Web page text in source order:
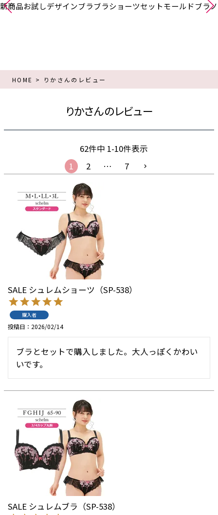
新商品お試しデザインブラブラショーツセットモールドブラ
HOME りかさんのレビュー
りかさんのレビュー
62件中 1-10件表示
1
2 … 7
SALE シュレムショーツ（SP-538）
購入者
投稿日 2026/02/14
ブラとセットで購入しました。大人っぽくかわい
いです。
SALE シュレムブラ（SP-538）